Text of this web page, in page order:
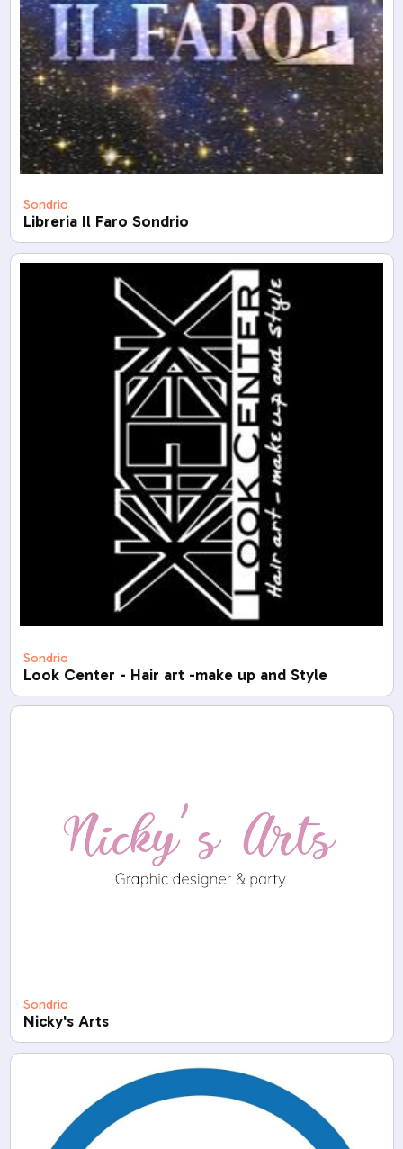
Sondrio
Libreria Il Faro Sondrio
Sondrio
Look Center - Hair art -make up and Style
Sondrio
Nicky's Arts